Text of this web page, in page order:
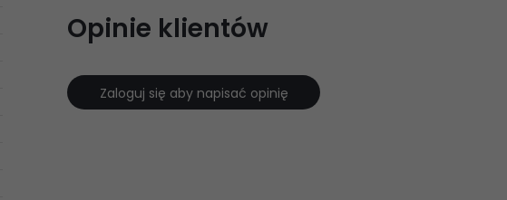
Opinie klientów
Zaloguj się aby napisać opinię